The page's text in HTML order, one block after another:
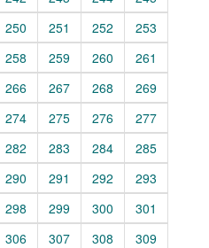
250 251 252
253
258 259 260
261
266 267 268
269
274 275 276
277
282 283 284
285
290 291 292
293
298 299 300
301
306 307 308
309